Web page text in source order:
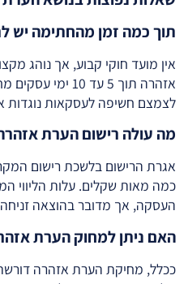
תוך כמה זמן מהחתימה יש
אין מועד חוקי קבוע, אך נוהג
אזהרה תוך 5 עד
לצמצם חשיפה לעסקאות נוגדות
מה עולה רישום הערת
אגרת הרישום בלשכת רישום
כמה מאות שקלים. עלות הליווי
העסקה, אך מדובר בהוצאה
האם ניתן למחוק הערת
ככלל, מחיקת הערת אזהרה